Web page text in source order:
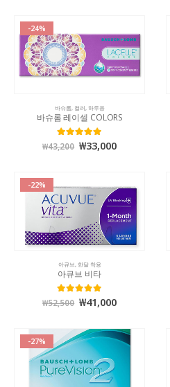
-24%
바슈롬, 컬러,하루용
바슈롬 레이셀 COLORS
5.00 out of 5
₩43,200 ₩33,000
-22%
아큐브, 한달 착용
아큐브 비타
5.00 out of 5
₩52,500 ₩41,000
-27%